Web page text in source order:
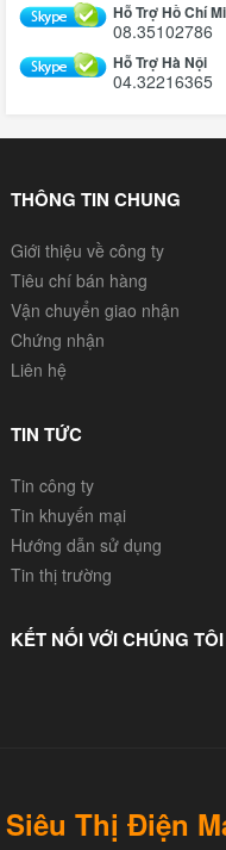
Hỗ Trợ Hồ Chí
08.35102786
Hỗ Trợ Hà Nội
04.32216365
THÔNG TIN CHUNG
Giới thiệu về công ty
Tiêu chí bán hàng
Vận chuyển giao nhận
Chứng nhận
Liên hệ
TIN TỨC
Tin công ty
Tin khuyến mại
Hướng dẫn sử dụng
Tin thị trường
KẾT NỐI VỚI CHÚNG TÔI
Siêu Thị Điện